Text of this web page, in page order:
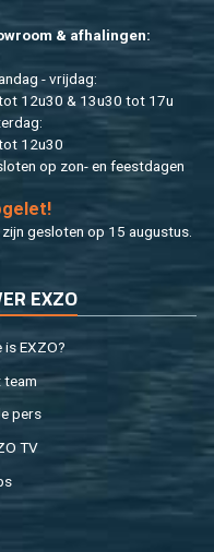
& af­ha­lin­gen:
- vrij­dag:
12u30 & 13u30 tot 17u
12u30
op zon- en feest­da­gen
zijn ge­slo­ten op 15 au­gus­tus.
EXZO
is EXZO?
team
pers
TV